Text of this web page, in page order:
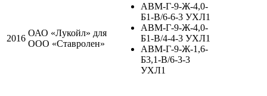
2016
ОАО «Лукойл» для
ООО «Ставролен»
АВМ-Г-9-Ж-4,0-
Б1-В/6-6-3 УХЛ1
АВМ-Г-9-Ж-4,0-
Б1-В/4-4-3 УХЛ1
АВМ-Г-9-Ж-1,6-
Б3,1-В/6-3-3
УХЛ1